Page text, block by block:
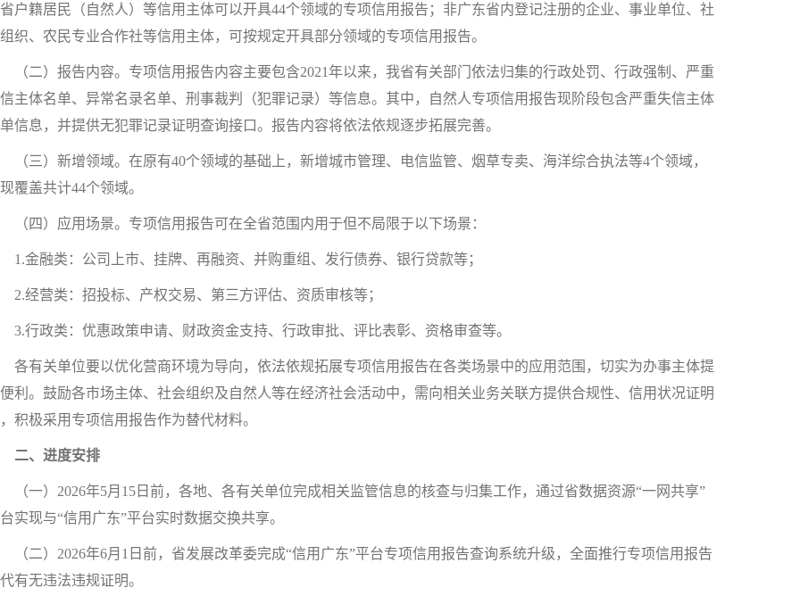
户籍居民（自然人）等信用主体可以开具44个领域的专项信用报告；非广东省内登记注册的企业、事业单位、社
织、农民专业合作社等信用主体，可按规定开具部分领域的专项信用报告。
二）报告内容。专项信用报告内容主要包含2021年以来，我省有关部门依法归集的行政处罚、行政强制、严重
主体名单、异常名录名单、刑事裁判（犯罪记录）等信息。其中，自然人专项信用报告现阶段包含严重失信主体
信息，并提供无犯罪记录证明查询接口。报告内容将依法依规逐步拓展完善。
三）新增领域。在原有40个领域的基础上，新增城市管理、电信监管、烟草专卖、海洋综合执法等4个领域，
覆盖共计44个领域。
四）应用场景。专项信用报告可在全省范围内用于但不局限于以下场景：
金融类：公司上市、挂牌、再融资、并购重组、发行债券、银行贷款等；
经营类：招投标、产权交易、第三方评估、资质审核等；
行政类：优惠政策申请、财政资金支持、行政审批、评比表彰、资格审查等。
有关单位要以优化营商环境为导向，依法依规拓展专项信用报告在各类场景中的应用范围，切实为办事主体提
利。鼓励各市场主体、社会组织及自然人等在经济社会活动中，需向相关业务关联方提供合规性、信用状况证明
积极采用专项信用报告作为替代材料。
二、进度安排
一）2026年5月15日前，各地、各有关单位完成相关监管信息的核查与归集工作，通过省数据资源“一网共享”
实现与“信用广东”平台实时数据交换共享。
二）2026年6月1日前，省发展改革委完成“信用广东”平台专项信用报告查询系统升级，全面推行专项信用报告
有无违法违规证明。